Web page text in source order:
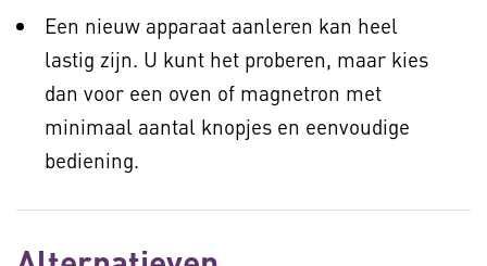
Een nieuw apparaat aanleren kan heel
lastig zijn. U kunt het proberen, maar kies
dan voor een oven of magnetron met
minimaal aantal knopjes en eenvoudige
bediening.